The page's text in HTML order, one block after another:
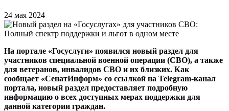
24 мая 2024
На портале «Госуслуги» появился новый раздел для
участников специальной военной операции (СВО), а также
для ветеранов, инвалидов СВО и их близких. Как
сообщает «СенатИнформ» со ссылкой на Telegram-канал
портала, новый раздел предоставляет подробную
информацию о всех доступных мерах поддержки для
данной категории граждан.